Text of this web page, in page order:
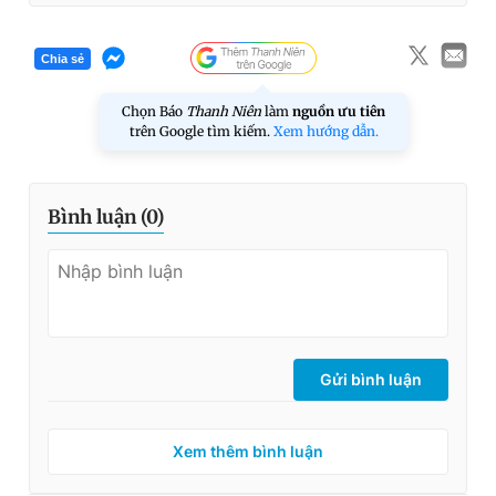
Chia sẻ
Chọn Báo Thanh Niên làm nguồn ưu tiên
trên Google tìm kiếm. Xem hướng dẫn.
Bình luận (0)
Gửi bình luận
Xem thêm bình luận